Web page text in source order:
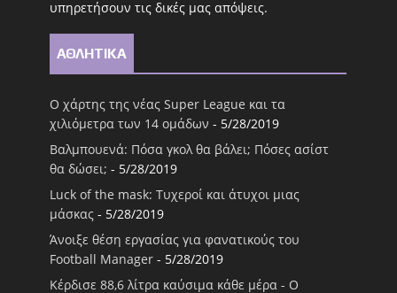
υπηρετήσουν τις δικές μας απόψεις.
ΑΘΛΗΤΙΚΑ
Ο χάρτης της νέας Super League και τα
χιλιόμετρα των 14 ομάδων - 5/28/2019
Βαλμπουενά: Πόσα γκολ θα βάλει; Πόσες ασίστ
θα δώσει; - 5/28/2019
Luck of the mask: Τυχεροί και άτυχοι μιας
μάσκας - 5/28/2019
Άνοιξε θέση εργασίας για φανατικούς του
Football Μanager - 5/28/2019
Κέρδισε 88,6 λίτρα καύσιμα κάθε μέρα - Ο